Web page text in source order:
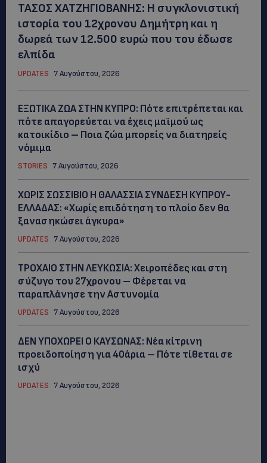
ΤΑΣΟΣ ΧΑΤΖΗΓΙΟΒΑΝΗΣ: Η συγκλονιστική
ιστορία του 12χρονου Δημήτρη και η
δωρεά των 12.500 ευρώ που του έδωσε
ελπίδα
UPDATES 7 Αυγούστου, 2026
ΕΞΩΤΙΚΑ ΖΩΑ ΣΤΗΝ ΚΥΠΡΟ: Πότε επιτρέπεται και
πότε απαγορεύεται να έχεις μαϊμού ως
κατοικίδιο – Ποια ζώα μπορείς να διατηρείς
νόμιμα
STORIES 7 Αυγούστου, 2026
ΧΩΡΙΣ ΣΩΣΣΙΒΙΟ Η ΘΑΛΑΣΣΙΑ ΣΥΝΔΕΣΗ ΚΥΠΡΟΥ-
ΕΛΛΑΔΑΣ: «Χωρίς επιδότηση το πλοίο δεν θα
ξανασηκώσει άγκυρα»
UPDATES 7 Αυγούστου, 2026
ΤΡΟΧΑΙΟ ΣΤΗΝ ΛΕΥΚΩΣΙΑ: Χειροπέδες και στη
σύζυγο του 27χρονου – Φέρεται να
παραπλάνησε την Αστυνομία
UPDATES 7 Αυγούστου, 2026
ΔΕΝ ΥΠΟΧΩΡΕΙ Ο ΚΑΥΣΩΝΑΣ: Νέα κίτρινη
προειδοποίηση για 40άρια – Πότε τίθεται σε
ισχύ
UPDATES 7 Αυγούστου, 2026